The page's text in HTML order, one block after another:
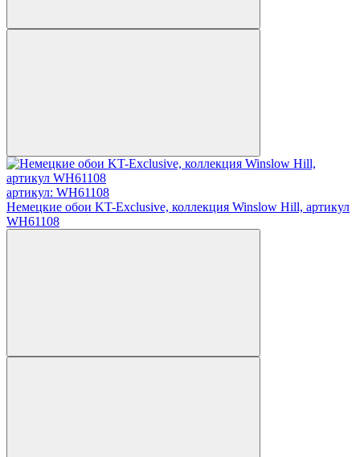
артикул: WH61108
Немецкие обои KT-Exclusive, коллекция Winslow Hill, артикул
WH61108